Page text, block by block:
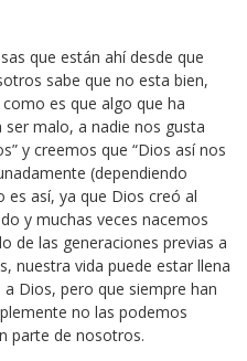
que están ahí desde que
sabe que no esta bien,
es que algo que ha
malo, a nadie nos gusta
y creemos que “Dios así nos
(dependiendo
es así, ya que Dios creó al
y muchas veces nacemos
de las generaciones previas a
nuestra vida puede estar llena
Dios, pero que siempre han
no las podemos
parte de nosotros.